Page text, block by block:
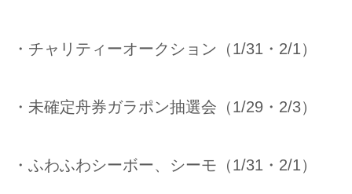
・チャリティーオークション（1/31・2/1）
・未確定舟券ガラポン抽選会（1/29・2/3）
・ふわふわシーボー、シーモ（1/31・2/1）